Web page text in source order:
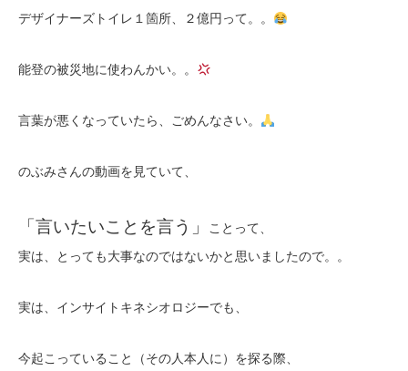
デザイナーズトイレ１箇所、２億円って。。
能登の被災地に使わんかい。。
言葉が悪くなっていたら、ごめんなさい。
のぶみさんの動画を見ていて、
「言いたいことを言う」
ことって、
実は、とっても大事なのではないかと思いましたので。。
実は、インサイトキネシオロジーでも、
今起こっていること（その人本人に）を探る際、